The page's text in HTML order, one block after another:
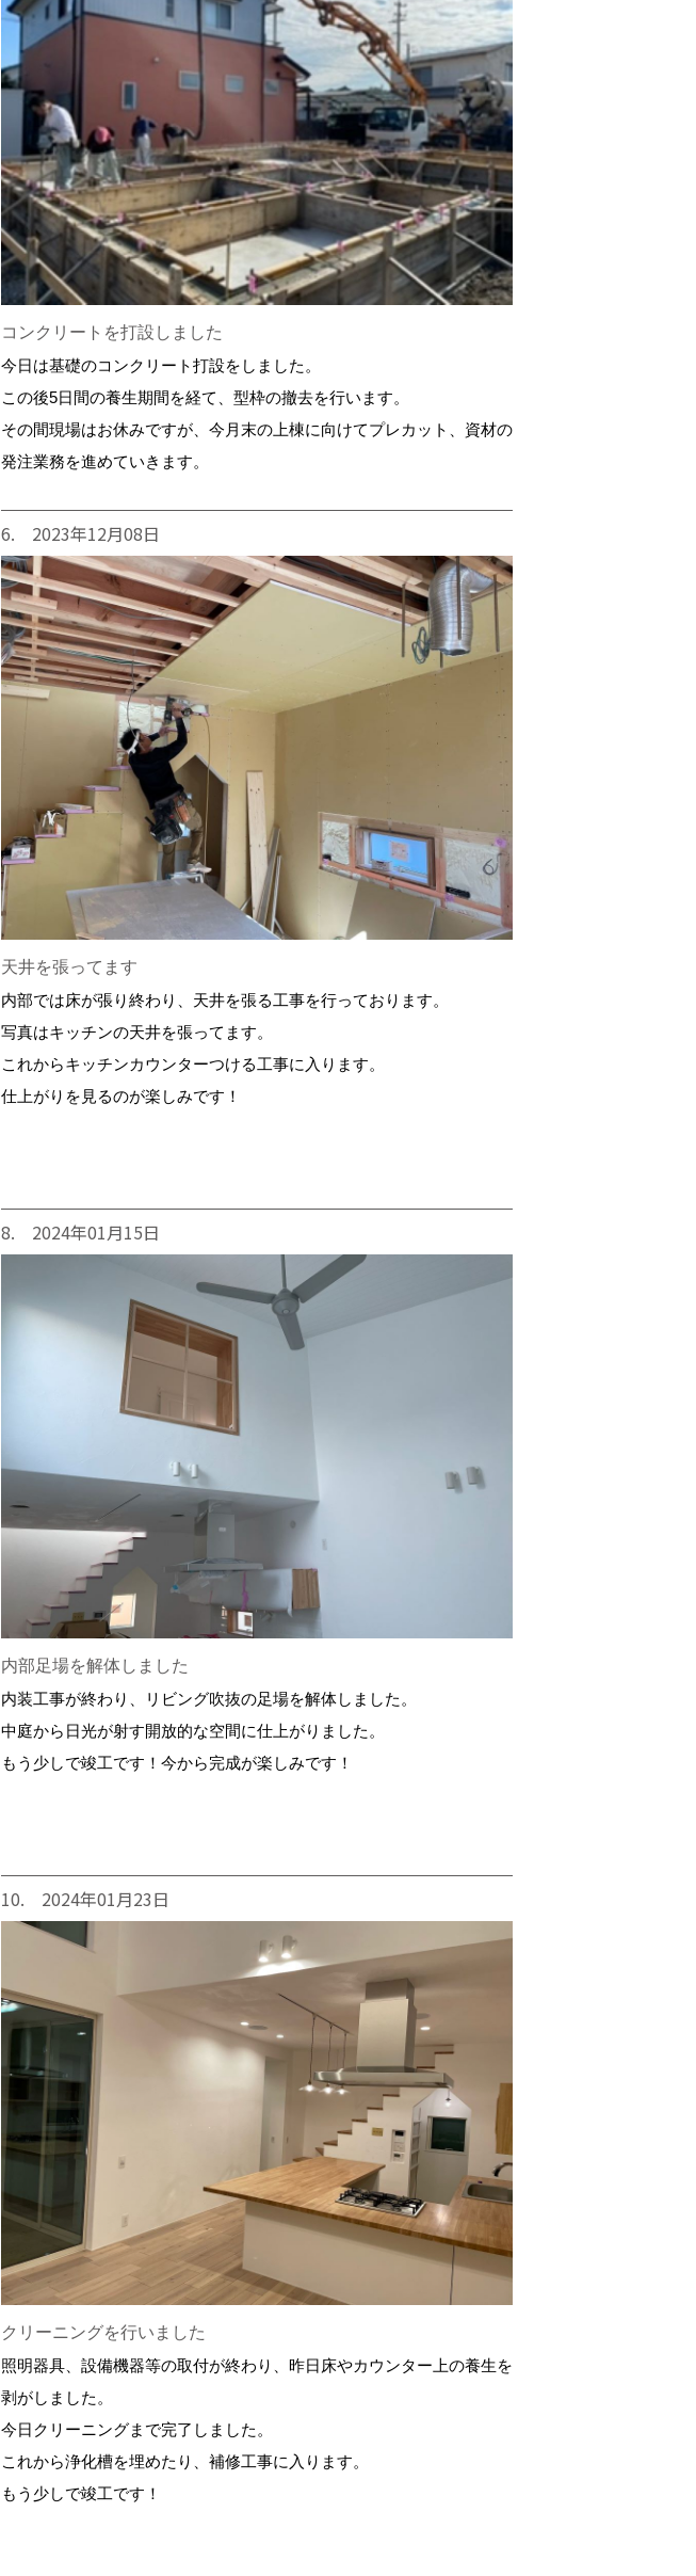
コンクリートを打設しました
今日は基礎のコンクリート打設をしました。
この後5日間の養生期間を経て、型枠の撤去を行います。
その間現場はお休みですが、今月末の上棟に向けてプレカット、資材の
発注業務を進めていきます。
6. 2023年12月08日
天井を張ってます
内部では床が張り終わり、天井を張る工事を行っております。
写真はキッチンの天井を張ってます。
これからキッチンカウンターつける工事に入ります。
仕上がりを見るのが楽しみです！
8. 2024年01月15日
内部足場を解体しました
内装工事が終わり、リビング吹抜の足場を解体しました。
中庭から日光が射す開放的な空間に仕上がりました。
もう少しで竣工です！今から完成が楽しみです！
10. 2024年01月23日
クリーニングを行いました
照明器具、設備機器等の取付が終わり、昨日床やカウンター上の養生を
剥がしました。
今日クリーニングまで完了しました。
これから浄化槽を埋めたり、補修工事に入ります。
もう少しで竣工です！